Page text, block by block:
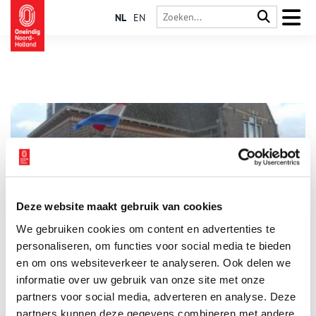
Deze website maakt gebruik van cookies
We gebruiken cookies om content en advertenties te
personaliseren, om functies voor social media te bieden
en om ons websiteverkeer te analyseren. Ook delen we
informatie over uw gebruik van onze site met onze
partners voor social media, adverteren en analyse. Deze
partners kunnen deze gegevens combineren met andere
NL EN
Kinderboekenmuseum ‘Het Schooltje van Dik Trom’ ligt midden
tussen de weilanden. Als je een bord passeert met : ‘Welkom in
het land van Dik Trom’, weet je dat het niet ver meer is naar
het oude schooltje, waar kinderboekenschrijver Johan Kieviet
van 1883 tot 1902 les gaf. Alle dorpskinderen, van de eerste
tot en met de zevende klas, kregen in dat ene lokaal les. In de
naastgelegen onderwijzerswoning schreef Kieviet zijn eerste